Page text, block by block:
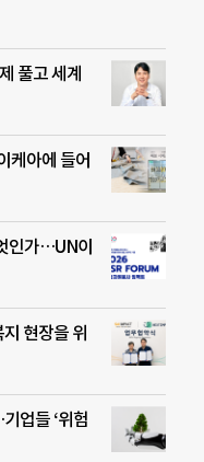
풀고 세계
케아에 들어
인가…UN이
현장을 위
업들 ‘위험